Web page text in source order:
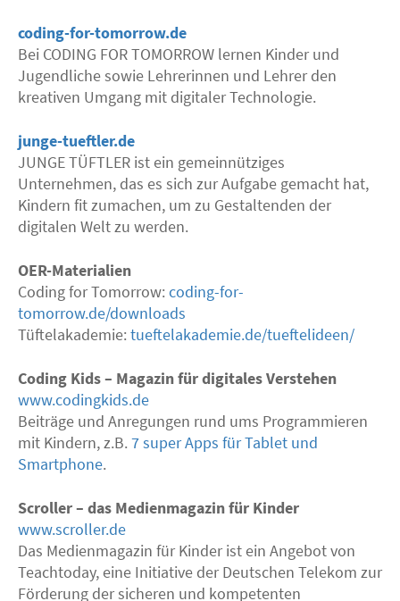
coding-for-tomorrow.de
Bei CODING FORTOMORROW lernen Kinder und
Jugendliche sowie Lehrerinnen und Lehrer den
kreativen Umgang mit digitaler Technologie.
junge-tueftler.de
JUNGETÜFTLER ist ein gemeinnütziges
Unternehmen, das es sich zur Aufgabe gemacht hat,
Kindern fit zumachen, um zu Gestaltenden der
digitalen Welt zu werden.
OER-Materialien
Coding for Tomorrow: coding-for-
tomorrow.de/downloads
Tüftelakademie: tueftelakademie.de/tueftelideen/
Coding Kids – Magazin für digitales Verstehen
www.codingkids.de
Beiträge und Anregungen rund ums Programmieren
mit Kindern, z.B. 7 super Apps für Tablet und
Smartphone.
Scroller – das Medienmagazin für Kinder
www.scroller.de
Das Medienmagazin für Kinder ist ein Angebot von
Teachtoday, eine Initiative der Deutschen Telekom zur
Förderung der sicheren und kompetenten